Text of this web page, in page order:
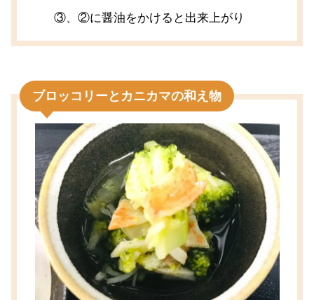
③、②に醤油をかけると出来上がり
ブロッコリーとカニカマの和え物